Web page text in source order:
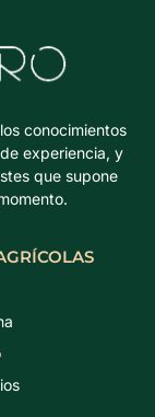
conocimientos
experiencia, y
que supone